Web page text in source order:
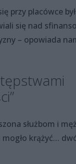
przy placówce
się nad
– opowiada
służbom i
krążyć…